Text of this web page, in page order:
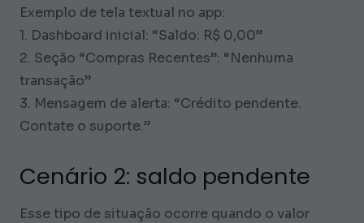
Exemplo de tela textual no app:
1. Dashboard inicial: “Saldo: R$ 0,00”
2. Seção “Compras Recentes”: “Nenhuma
transação”
3. Mensagem de alerta: “Crédito pendente.
Contate o suporte.”
Cenário 2: saldo pendente
Esse tipo de situação ocorre quando o valor